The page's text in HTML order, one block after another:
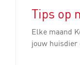
Tips op
Elke maand
jouw huisdier